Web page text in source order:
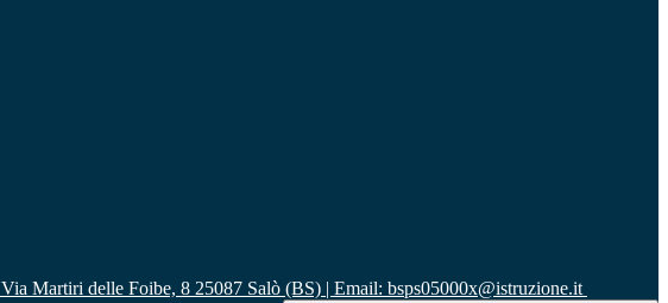
Via Martiri delle Foibe, 8 25087 Salò (BS) | Email: bsps05000x@istruzione.it